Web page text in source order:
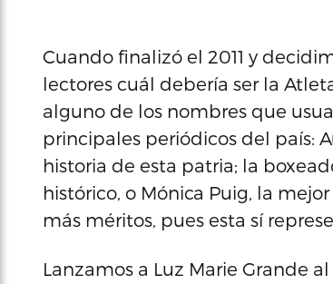
Cuando finalizó el 2011 y
lectores cuál debería ser la
alguno de los nombres que
principales periódicos del país:
historia de esta patria; la
histórico, o Mónica Puig, la
más méritos, pues esta sí
Lanzamos a Luz Marie Grande